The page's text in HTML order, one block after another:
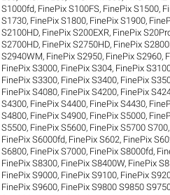
S1000fd, FinePix S100FS, FinePix S1500,
S1730, FinePix S1800, FinePix S1900,
S2100HD, FinePix S200EXR, FinePix
S2700HD, FinePix S2750HD, FinePix
S2940WM, FinePix S2950, FinePix S2960,
FinePix S3000, FinePix S304, FinePix
FinePix S3300, FinePix S3400, FinePix
FinePix S4080, FinePix S4200, FinePix
S4300, FinePix S4400, FinePix S4430,
S4800, FinePix S4900, FinePix S5000,
S5500, FinePix S5600, FinePix S5700 S700,
FinePix S6000fd, FinePix S602, FinePix
S6800, FinePix S7000, FinePix S8000fd,
FinePix S8300, FinePix S8400W, FinePix
FinePix S9000, FinePix S9100, FinePix
FinePix S9600, FinePix S9800 S9850